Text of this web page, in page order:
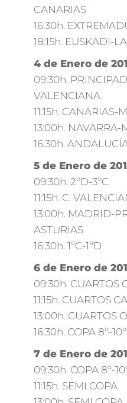
CANARIAS
16:30h.
18:15h. EUSKADI-
4 de Enero de
09:30h.
VALENCIANA
11:15h. CANARIAS-
13:00h. NAVARRA-
16:30h.
5 de Enero de
09:30h. 2ºD-3ºC
11:15h. C.
13:00h. MADRID-
ASTURIAS
16:30h. 1ºC-1ºD
6 de Enero de
09:30h. CUARTOS
11:15h. CUARTOS
13:00h. CUARTOS
16:30h. COPA 8º-10º
7 de Enero de
09:30h. COPA 8º-
11:15h. SEMI COPA